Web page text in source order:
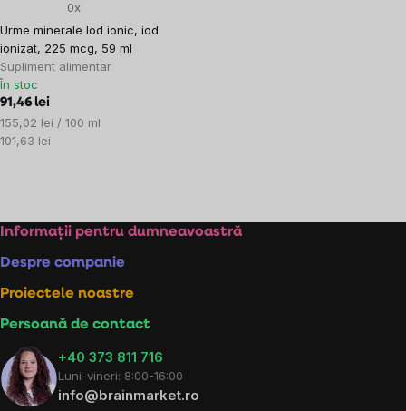
Urme minerale Iod ionic, iod
ionizat, 225 mcg, 59 ml
Supliment alimentar
0x
În stoc
91,46 lei
Evaluare
preţ:
155,02 lei / 100 ml
101,63 lei
listărilor
Subsol
Informații pentru dumneavoastră
Despre companie
Proiectele noastre
Persoană de contact
+40 373 811 716
Luni-vineri: 8:00-16:00
info@brainmarket.ro